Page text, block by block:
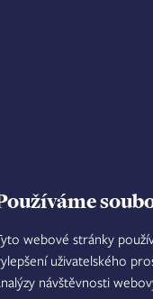
webové stránky
uživatelského
návštěvnosti